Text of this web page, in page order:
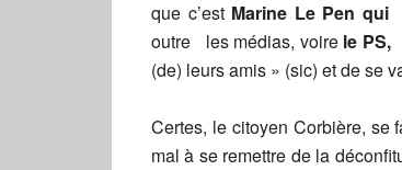
que c’est Marine Le Pen qui
outre les médias, voirele
(de) leurs amis » (sic) et de se
Certes, le citoyen Corbière, se
mal à se remettre de la